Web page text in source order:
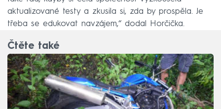
aktualizované testy a zkusila si, zda by prospěla. Je
třeba se edukovat navzájem,“ dodal Horčička.
Čtěte také